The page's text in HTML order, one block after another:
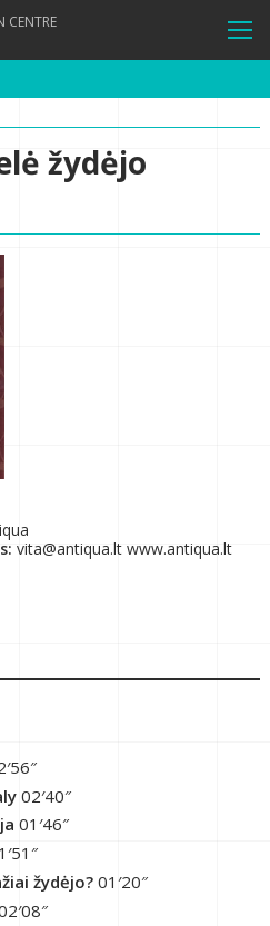
CENTRE
žydėjo
vita@antiqua.lt www.antiqua.lt
02′40″
01′46″
žydėjo?01′20″